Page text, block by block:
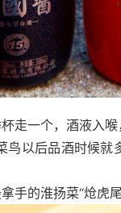
走一个，酒液入
以后品酒时候
手的淮扬菜“炝虎尾